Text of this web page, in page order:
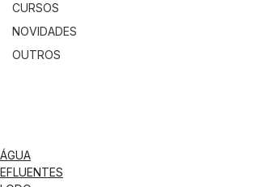
CURSOS
NOVIDADES
OUTROS
ÁGUA
EFLUENTES